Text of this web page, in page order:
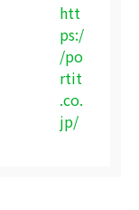
htt
ps:/
/po
rtit
.co.
jp/